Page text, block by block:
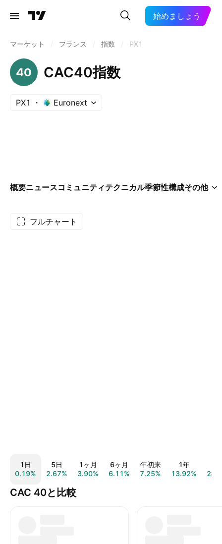
始めましょう
マーケット フランス 指数 PX1
CAC40指数
PX1 Euronext
概要ニュースコミュニティテクニカル季節性構成その他
フルチャート
1日
0.19%
5日
2.67%
1ヶ月
3.90%
6ヶ月
6.11%
年初来
7.25%
1年
13.92%
CAC 40と比較